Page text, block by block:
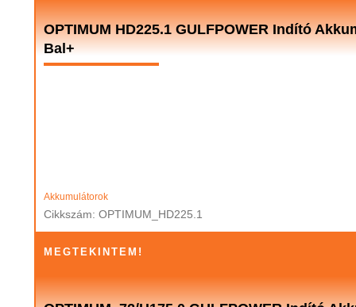
OPTIMUM HD225.1 GULFPOWER Indító
Bal+
Akkumulátorok
Cikkszám: OPTIMUM_HD225.1
MEGTEKINTEM!